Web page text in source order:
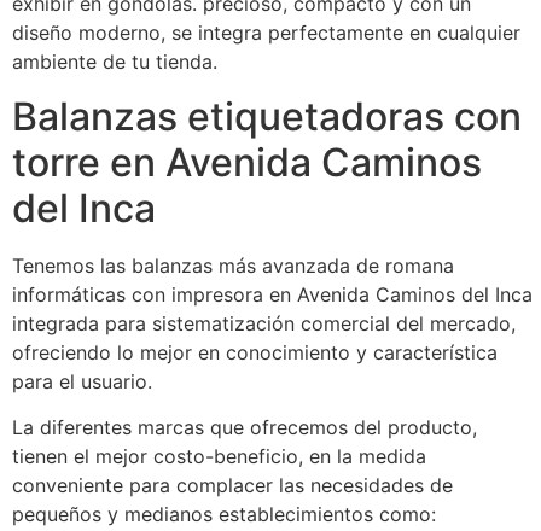
diseño moderno, se integra perfectamente en cualquier
ambiente de tu tienda.
Balanzas etiquetadoras con
torre en Avenida Caminos
del Inca
Tenemos las balanzas más avanzada de romana
informáticas con impresora en Avenida Caminos del Inca
integrada para sistematización comercial del mercado,
ofreciendo lo mejor en conocimiento y característica
para el usuario.
La diferentes marcas que ofrecemos del producto,
tienen el mejor costo-beneficio, en la medida
conveniente para complacer las necesidades de
pequeños y medianos establecimientos como: